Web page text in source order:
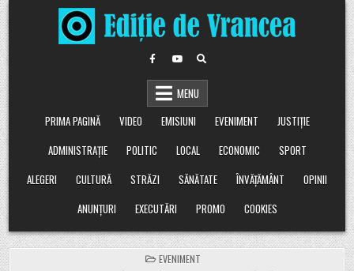
Skip
to
content
MENU
PRIMA PAGINĂ
VIDEO EMISIUNI EVENIMENT
JUSTIȚIE
ADMINISTRAȚIE
POLITIC LOCAL ECONOMIC
SPORT
ALEGERI
CULTURĂ STRĂZI SĂNĂTATE ÎNVĂȚĂMÂNT
OPINII
ANUNȚURI
EXECUTĂRI PROMO COOKIES
POSTED
IN
EVENIMENT